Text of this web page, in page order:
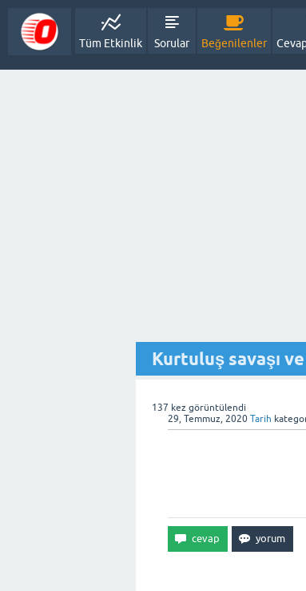
Tüm Etkinlik Sorular Beğenilenler
Kurtuluş savaşı
137 kez görüntülendi
29, Temmuz, 2020 Tarih